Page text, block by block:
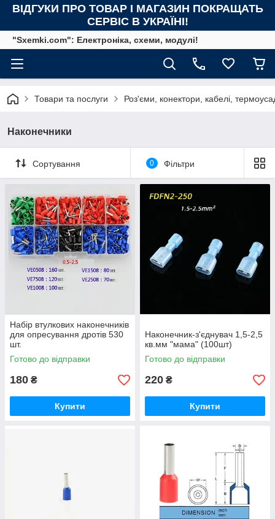
ВІДГУКИ ПРО ТОВАР І МАГАЗИН ПОКРАЩАТЬ
СЕРВІС В УКРАЇНІ!
"Sxemki.com": Електроніка, схеми, модулі!
Товари та послуги Роз'єми, конектори, кабелі,
Наконечники
Сортування 0 Фільтри
Набір втулкових наконечників
для опресування дротів 530
шт.
Готово до відправки
180 ₴
Купити
Наконечник-з'єднувач 1,5-2,5
кв.мм "мама" (100шт)
Готово до відправки
220 ₴
Купити